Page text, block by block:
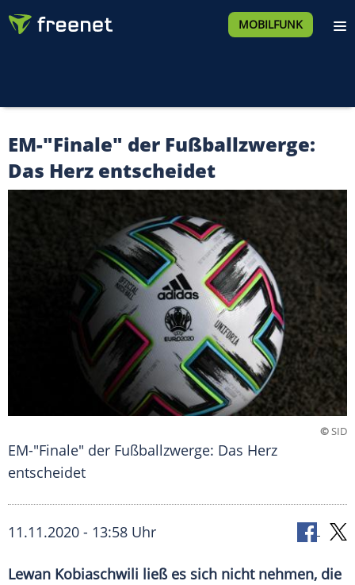
MOBILFUNK
EM-"Finale" der Fußballzwerge:
Das Herz entscheidet
©SID
EM-"Finale" der Fußballzwerge: Das Herz
entscheidet
11.11.2020 - 13:58 Uhr
Lewan Kobiaschwili ließ es sich nicht nehmen, die